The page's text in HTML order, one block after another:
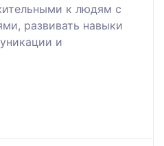
к людям с
развивать навыки
и